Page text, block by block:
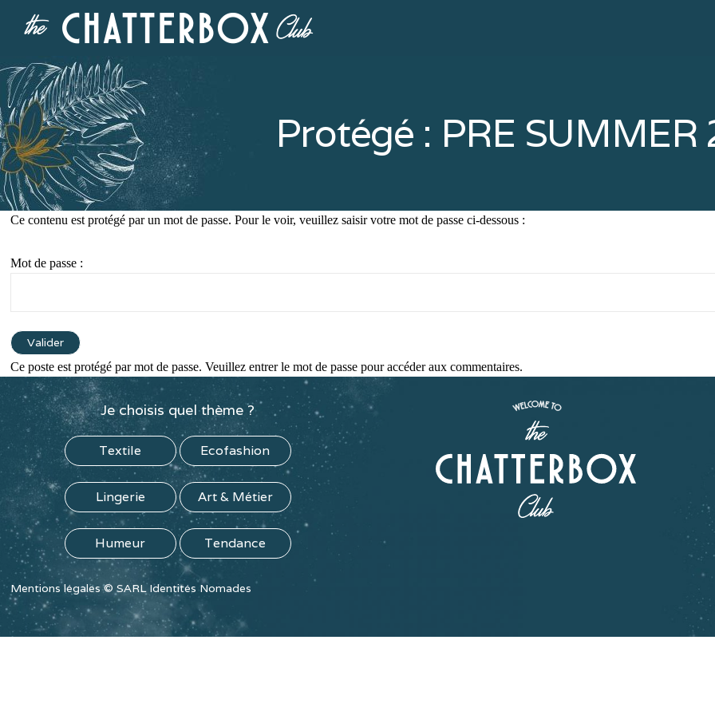
Protégé : PRE SUMMER
Ce contenu est protégé par un mot de passe. Pour le voir, veuillez saisir votre mot de passe ci-dessous :
Mot de passe :
Ce poste est protégé par mot de passe. Veuillez entrer le mot de passe pour accéder aux commentaires.
Je choisis quel thème ?
Textile Ecofashion
Lingerie Art & Métier
Humeur Tendance
Mentions légales©SARL Identités Nomades